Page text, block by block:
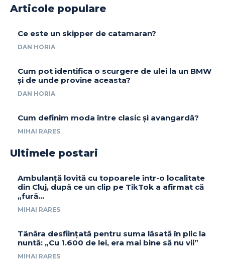
Articole populare
Ce este un skipper de catamaran?
DAN HORIA
Cum pot identifica o scurgere de ulei la un BMW
și de unde provine aceasta?
DAN HORIA
Cum definim moda între clasic și avangardă?
MIHAI RARES
Ultimele postari
Ambulanță lovită cu topoarele într-o localitate
din Cluj, după ce un clip pe TikTok a afirmat că
„fură…
MIHAI RARES
Tânăra desființată pentru suma lăsată în plic la
nuntă: „Cu 1.600 de lei, era mai bine să nu vii”
MIHAI RARES